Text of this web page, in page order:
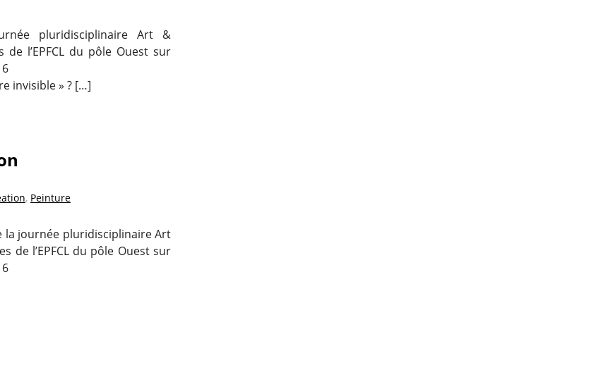
pluridisciplinaire Art &
l’EPFCL du pôle Ouest sur
invisible » ? […]
, Peinture
la journée pluridisciplinaire Art
de l’EPFCL du pôle Ouest sur